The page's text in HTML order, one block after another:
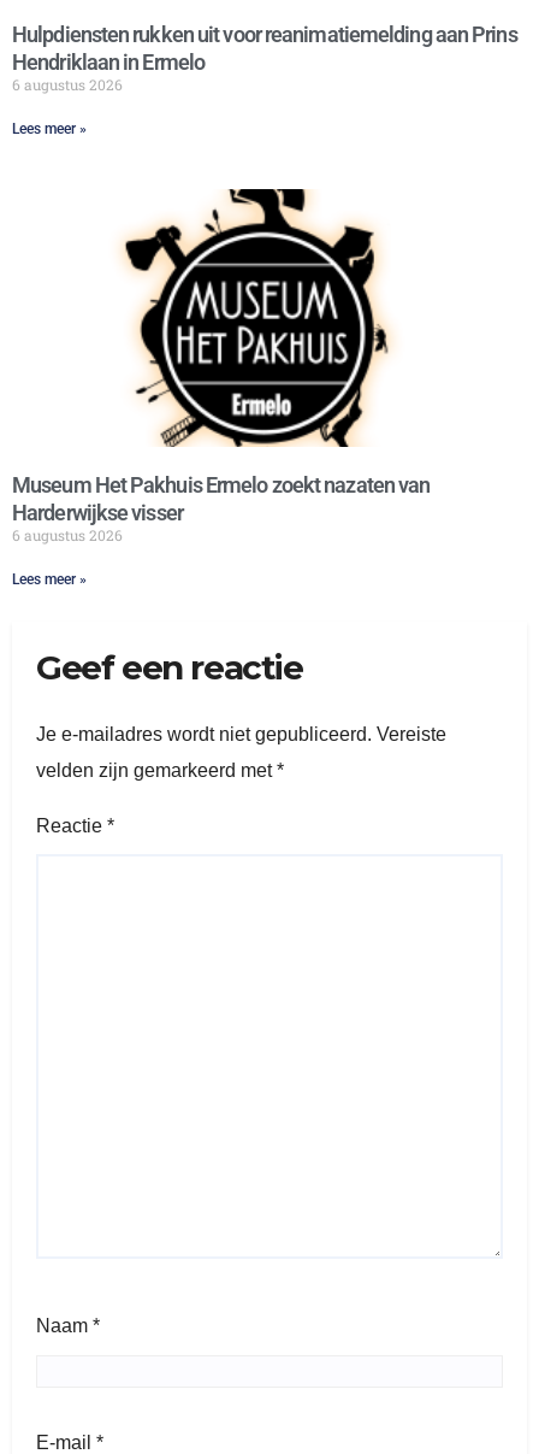
Hulpdiensten rukken uit voor reanimatiemelding aan Prins
Hendriklaan in Ermelo
6 augustus 2026
Lees meer »
Museum Het Pakhuis Ermelo zoekt nazaten van
Harderwijkse visser
6 augustus 2026
Lees meer »
Geef een reactie
Je e-mailadres wordt niet gepubliceerd. Vereiste
velden zijn gemarkeerd met*
Reactie *
Naam *
E-mail *